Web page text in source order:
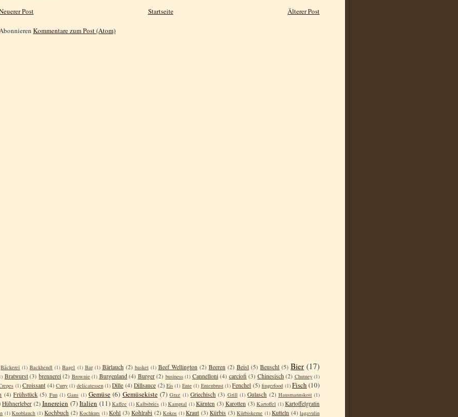
Post Älterer Post
Startseite
Kommentare zum Post (Atom)
Bäckerei (1) Backhendl (1) Bagel (1) Bar (1) Bärlauch (2) basket (1) Beef Wellington (2) Beeren (2) Beisl (5) Beuschl (5) Bier (17)
Bratwurst (3) brennerei (2) Brownie (1) Burgenland (4) Burger (2) business (1) Cannelloni (4) carciofi (3) Chinesisch (2) Chutney (1)
(1) Croissant (4) Curry (1) delicatessen (1) Dille (4) Dillsauce (2) Eis (1) Ente (1) Entenbrust (1) Fenchel (5) fingerfood (1) Fisch (10)
(4) Frühstück (5) Fun (1) Gans (1) Gemüse (6) Gemüsekiste (7) Graz (1) Griechisch (3) Grill (1) Gulasch (2) Hausmannskost (1)
Hühnerleber (2) Innereien (7)Italien (11) Kaffee (1) Kalbsbries (1) Kamptal (1) Kärnten (3) Karotten (3) Kartoffel (1) Kartoffelgratin
(1) Knoblauch (1) Kochbuch (2) Kochkurs (1) Kohl (3) Kohlrabi (2) Kokos (1) Kraut (3) Kürbis (3) Kürbiskerne (1) Kutteln (4) lagavulin